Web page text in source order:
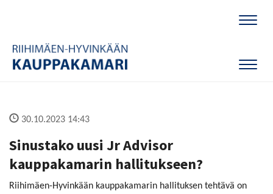
30.10.2023 14:43
Sinustako uusi Jr Advisor
kauppakamarin hallitukseen?
Riihimäen-Hyvinkään kauppakamarin hallituksen tehtävä on